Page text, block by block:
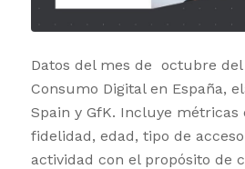
Datos del mes de octubre del
Consumo Digital en España,
Spain y GfK. Incluye métricas
fidelidad, edad, tipo de
actividad con el propósito de